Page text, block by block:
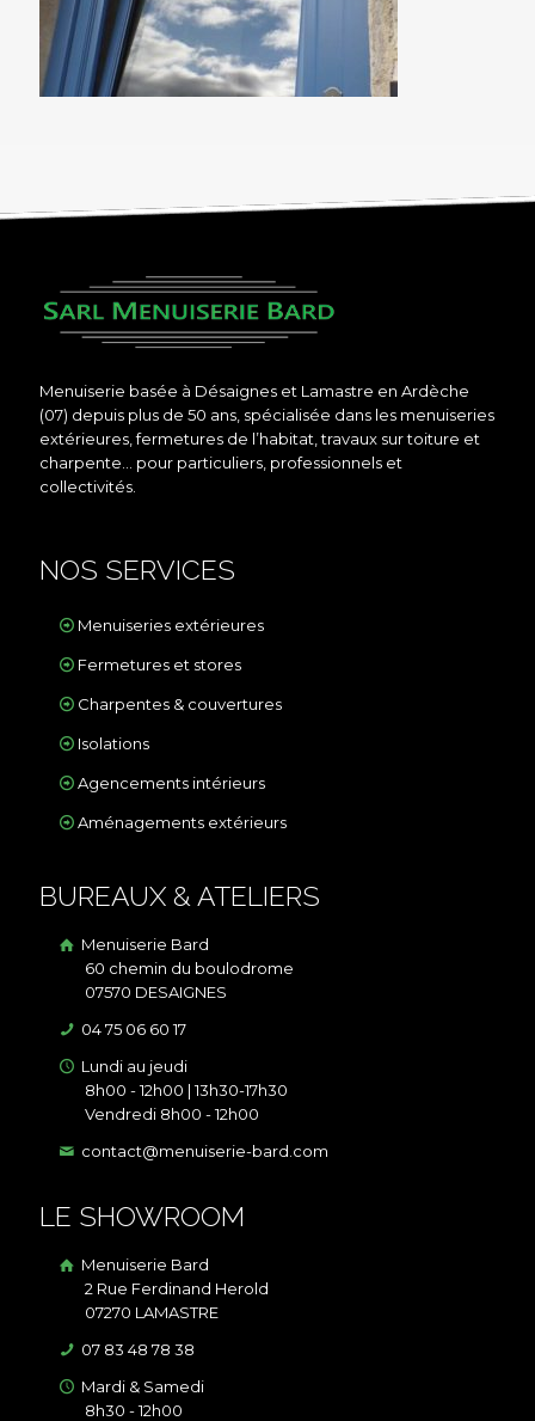
Menuiserie basée à Désaignes et Lamastre en Ardèche
(07) depuis plus de 50 ans, spécialisée dans les menuiseries
extérieures, fermetures de l’habitat, travaux sur toiture et
charpente… pour particuliers, professionnels et
collectivités.
NOS SERVICES
Menuiseries extérieures
Fermetures et stores
Charpentes & couvertures
Isolations
Agencements intérieurs
Aménagements extérieurs
BUREAUX & ATELIERS
Menuiserie Bard
60 chemin du boulodrome
07570 DESAIGNES
04 75 06 60 17
Lundi au jeudi
8h00 - 12h00 | 13h30-17h30
Vendredi 8h00 - 12h00
contact@menuiserie-bard.com
LE SHOWROOM
Menuiserie Bard
2 Rue Ferdinand Herold
07270 LAMASTRE
07 83 48 78 38
Mardi & Samedi
8h30 - 12h00